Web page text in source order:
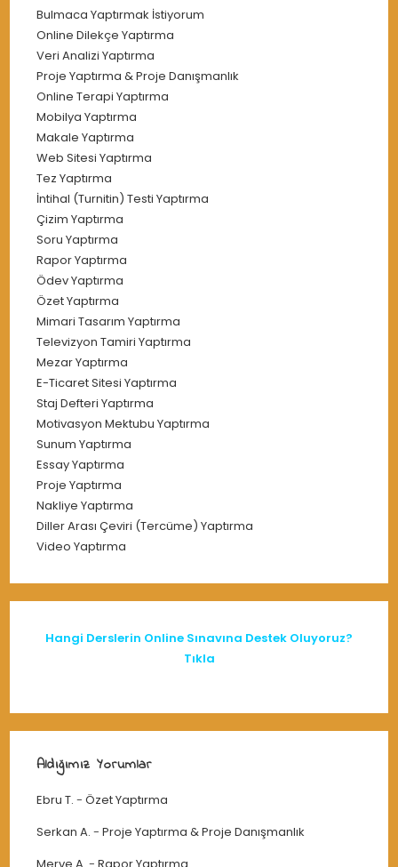
Bulmaca Yaptırmak İstiyorum
Online Dilekçe Yaptırma
Veri Analizi Yaptırma
Proje Yaptırma & Proje Danışmanlık
Online Terapi Yaptırma
Mobilya Yaptırma
Makale Yaptırma
Web Sitesi Yaptırma
Tez Yaptırma
İntihal (Turnitin) Testi Yaptırma
Çizim Yaptırma
Soru Yaptırma
Rapor Yaptırma
Ödev Yaptırma
Özet Yaptırma
Mimari Tasarım Yaptırma
Televizyon Tamiri Yaptırma
Mezar Yaptırma
E-Ticaret Sitesi Yaptırma
Staj Defteri Yaptırma
Motivasyon Mektubu Yaptırma
Sunum Yaptırma
Essay Yaptırma
Proje Yaptırma
Nakliye Yaptırma
Diller Arası Çeviri (Tercüme) Yaptırma
Video Yaptırma
Hangi Derslerin Online Sınavına Destek Oluyoruz?
Tıkla
Aldığımız Yorumlar
Ebru T. -Özet Yaptırma
Serkan A. -Proje Yaptırma & Proje Danışmanlık